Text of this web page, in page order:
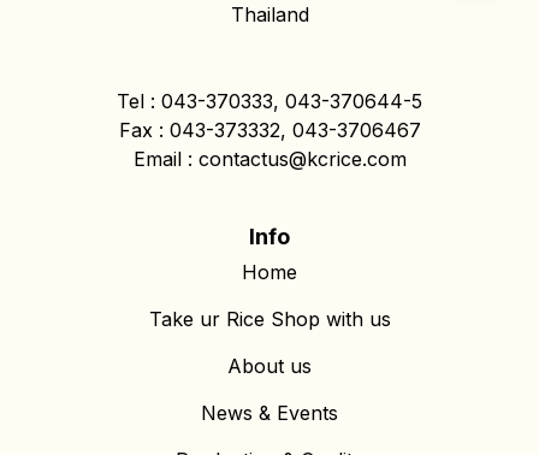
Thailand
Tel : 043-370333, 043-370644-5
Fax : 043-373332, 043-3706467
Email : contactus@kcrice.com
Info
Home
Take ur Rice Shop with us
About us
News & Events